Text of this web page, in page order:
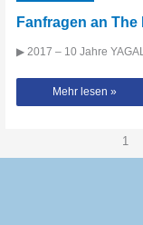
Fanfragen an
▶ 2017 – 10 Jahre
Fanfragen
Mehr lesen »
1